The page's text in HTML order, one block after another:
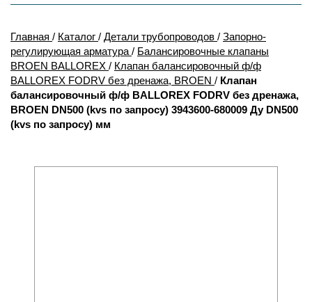
Главная / Каталог / Детали трубопроводов / Запорно-
регулирующая арматура / Балансировочные клапаны
BROEN BALLOREX / Клапан балансировочный ф/ф
BALLOREX FODRV без дренажа, BROEN / Клапан
балансировочный ф/ф BALLOREX FODRV без дренажа,
BROEN DN500 (kvs по запросу) 3943600-680009 Ду DN500
(kvs по запросу) мм